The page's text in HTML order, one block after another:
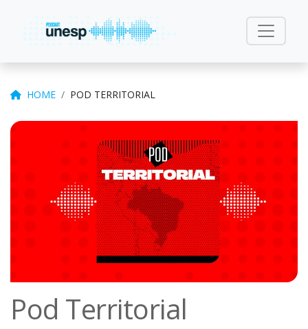
HOME POD TERRITORIAL
Pod Territorial